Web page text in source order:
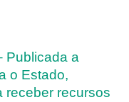
Publicada a
o Estado,
receber recursos